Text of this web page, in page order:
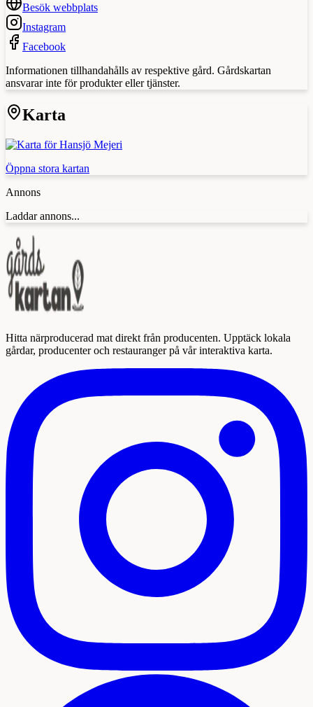
Besök webbplats
Instagram
Facebook
Informationen tillhandahålls av respektive gård. Gårdskartan
ansvarar inte för produkter eller tjänster.
Karta
Öppna stora kartan
Annons
Laddar annons...
Hitta närproducerad mat direkt från producenten. Upptäck lokala
gårdar, producenter och restauranger på vår interaktiva karta.